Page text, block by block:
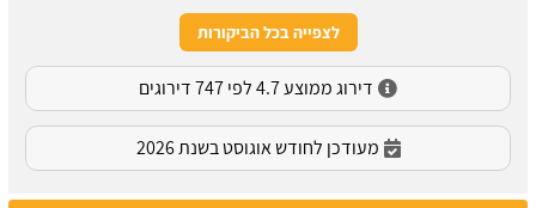
לצפייה בכל הביקורות
דירוג ממוצע 4.7 לפי 747 דירוגים
מעודכן לחודש אוגוסט בשנת 2026